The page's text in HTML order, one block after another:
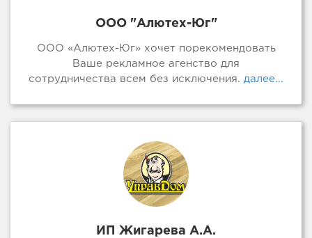
ООО "Алютех-Юг"
ООО «Алютех-Юг» хочет порекомендовать
Ваше рекламное агенство для
сотрудничества всем без исключения. далее...
ИП Жигарева А.А.